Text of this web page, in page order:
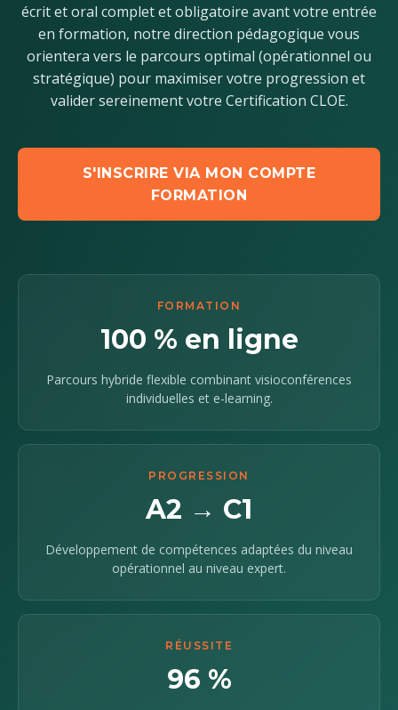
écrit et oral complet et obligatoire avant votre entrée
en formation, notre direction pédagogique vous
orientera vers le parcours optimal (opérationnel ou
stratégique) pour maximiser votre progression et
valider sereinement votre Certification CLOE.
S'INSCRIRE VIA MON COMPTE
FORMATION
FORMATION
100 % en ligne
Parcours hybride flexible combinant visioconférences
individuelles et e-learning.
PROGRESSION
A2 → C1
Développement de compétences adaptées du niveau
opérationnel au niveau expert.
RÉUSSITE
96 %